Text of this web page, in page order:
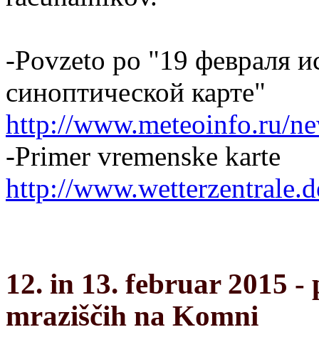
-Povzeto po "19 февраля
синоптической карте"
http://www.meteoinfo.ru/
-Primer vremenske karte
http://
12. in 13. februar 2015
mraziščih na Komni